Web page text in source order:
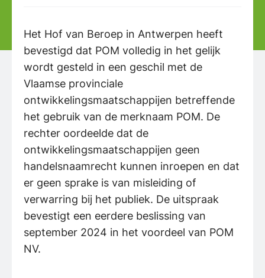
Het Hof van Beroep in Antwerpen heeft
bevestigd dat POM volledig in het gelijk
wordt gesteld in een geschil met de
Vlaamse provinciale
ontwikkelingsmaatschappijen betreffende
het gebruik van de merknaam POM. De
rechter oordeelde dat de
ontwikkelingsmaatschappijen geen
handelsnaamrecht kunnen inroepen en dat
er geen sprake is van misleiding of
verwarring bij het publiek. De uitspraak
bevestigt een eerdere beslissing van
september 2024 in het voordeel van POM
NV.